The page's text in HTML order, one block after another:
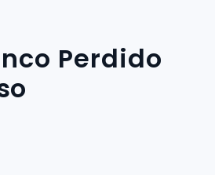
Perdido